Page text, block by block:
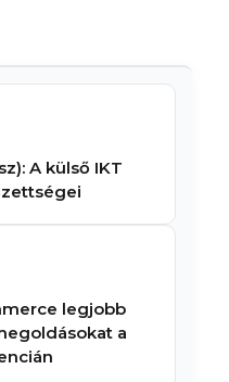
A külső IKT
legjobb
a